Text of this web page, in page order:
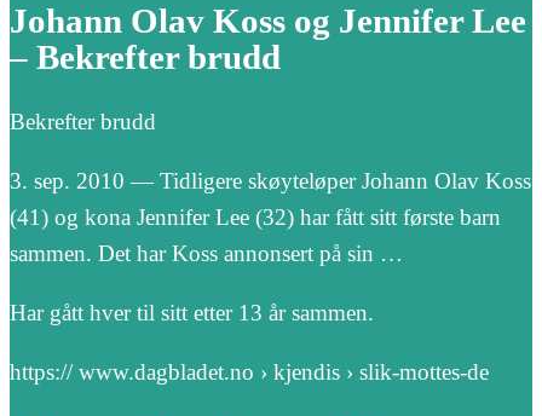
Johann Olav Koss og Jennifer Lee
– Bekrefter brudd
Bekrefter brudd
3. sep. 2010 — Tidligere skøyteløper Johann Olav Koss
(41) og kona Jennifer Lee (32) har fått sitt første barn
sammen. Det har Koss annonsert på sin …
Har gått hver til sitt etter 13 år sammen.
https:// www.dagbladet.no › kjendis › slik-mottes-de